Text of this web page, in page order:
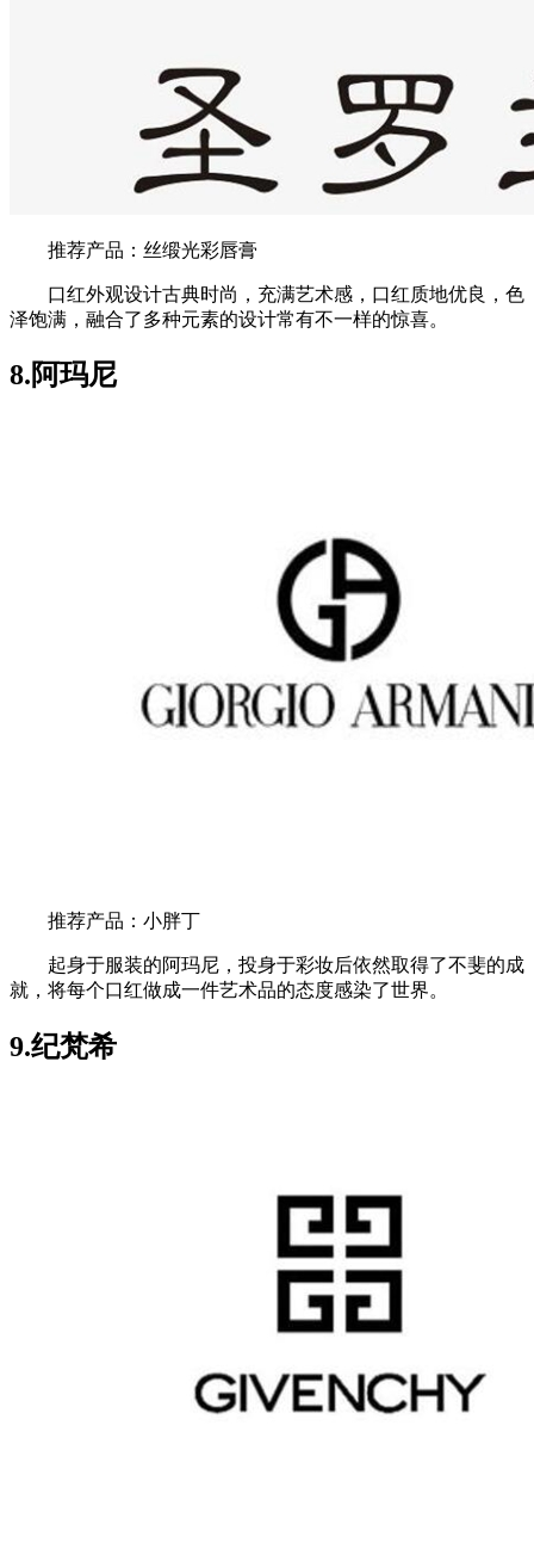
推荐产品：丝缎光彩唇膏
口红外观设计古典时尚，充满艺术感，口红质地优良，色
泽饱满，融合了多种元素的设计常有不一样的惊喜。
8.阿玛尼
推荐产品：小胖丁
起身于服装的阿玛尼，投身于彩妆后依然取得了不斐的成
就，将每个口红做成一件艺术品的态度感染了世界。
9.纪梵希